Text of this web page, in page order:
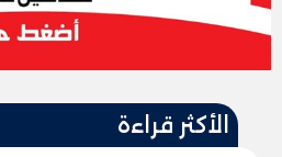
الأكثر قراءة